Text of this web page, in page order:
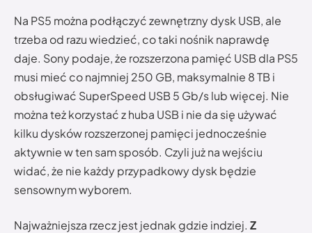
Na PS5 można podłączyć zewnętrzny dysk USB, ale
trzeba od razu wiedzieć, co taki nośnik naprawdę
daje. Sony podaje, że rozszerzona pamięć USB dla PS5
musi mieć co najmniej 250 GB, maksymalnie 8 TB i
obsługiwać SuperSpeed USB 5 Gb/s lub więcej. Nie
można też korzystać z huba USB i nie da się używać
kilku dysków rozszerzonej pamięci jednocześnie
aktywnie w ten sam sposób. Czyli już na wejściu
widać, że nie każdy przypadkowy dysk będzie
sensownym wyborem.
Najważniejsza rzecz jest jednak gdzie indziej. Z